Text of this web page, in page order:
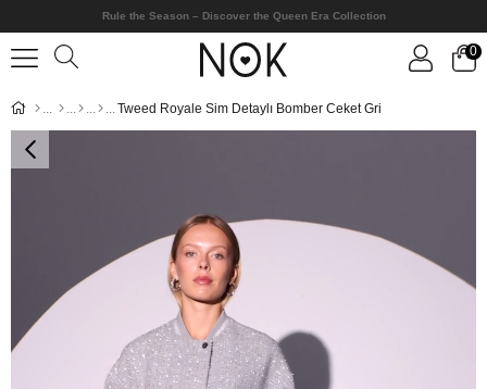
Rule the Season – Discover the Queen Era Collection
0
Tweed Royale Sim Detaylı Bomber Ceket Gri